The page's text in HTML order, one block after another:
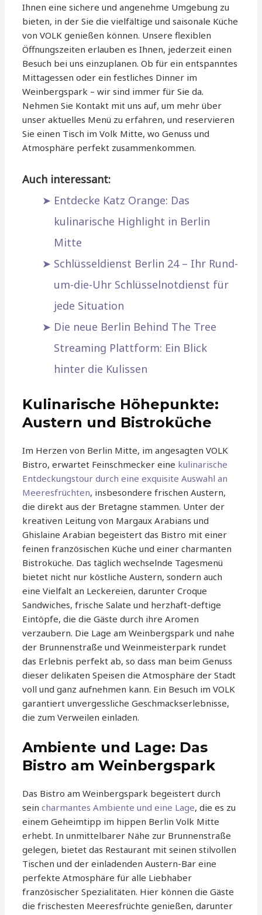
Ihnen eine sichere und angenehme Umgebung zu
bieten, in der Sie die vielfältige und saisonale Küche
von VOLK genießen können. Unsere flexiblen
Öffnungszeiten erlauben es Ihnen, jederzeit einen
Besuch bei uns einzuplanen. Ob für ein entspanntes
Mittagessen oder ein festliches Dinner im
Weinbergspark – wir sind immer für Sie da.
Nehmen Sie Kontakt mit uns auf, um mehr über
unser aktuelles Menü zu erfahren, und reservieren
Sie einen Tisch im Volk Mitte, wo Genuss und
Atmosphäre perfekt zusammenkommen.
Auch interessant:
Entdecke Katz Orange: Das
kulinarische Highlight in Berlin
Mitte
Schlüsseldienst Berlin 24 – Ihr Rund-
um-die-Uhr Schlüsselnotdienst für
jede Situation
Die neue Berlin Behind The Tree
Streaming Plattform: Ein Blick
hinter die Kulissen
Kulinarische Höhepunkte:
Austern und Bistroküche
Im Herzen von Berlin Mitte, im angesagten VOLK
Bistro, erwartet Feinschmecker eine kulinarische
Entdeckungstour durch eine exquisite Auswahl an
Meeresfrüchten, insbesondere frischen Austern,
die direkt aus der Bretagne stammen. Unter der
kreativen Leitung von Margaux Arabians und
Ghislaine Arabian begeistert das Bistro mit einer
feinen französischen Küche und einer charmanten
Bistroküche. Das täglich wechselnde Tagesmenü
bietet nicht nur köstliche Austern, sondern auch
eine Vielfalt an Leckereien, darunter Croque
Sandwiches, frische Salate und herzhaft-deftige
Eintöpfe, die die Gäste durch ihre Aromen
verzaubern. Die Lage am Weinbergspark und nahe
der Brunnenstraße und Weinmeisterpark rundet
das Erlebnis perfekt ab, so dass man beim Genuss
dieser delikaten Speisen die Atmosphäre der Stadt
voll und ganz aufnehmen kann. Ein Besuch im VOLK
garantiert unvergessliche Geschmackserlebnisse,
die zum Verweilen einladen.
Ambiente und Lage: Das
Bistro am Weinbergspark
Das Bistro am Weinbergspark begeistert durch
seincharmantes Ambiente und eine Lage, die es zu
einem Geheimtipp im hippen Berlin Volk Mitte
erhebt. In unmittelbarer Nähe zur Brunnenstraße
gelegen, bietet das Restaurant mit seinen stilvollen
Tischen und der einladenden Austern-Bar eine
perfekte Atmosphäre für alle Liebhaber
französischer Spezialitäten. Hier können die Gäste
die frischesten Meeresfrüchte genießen, darunter